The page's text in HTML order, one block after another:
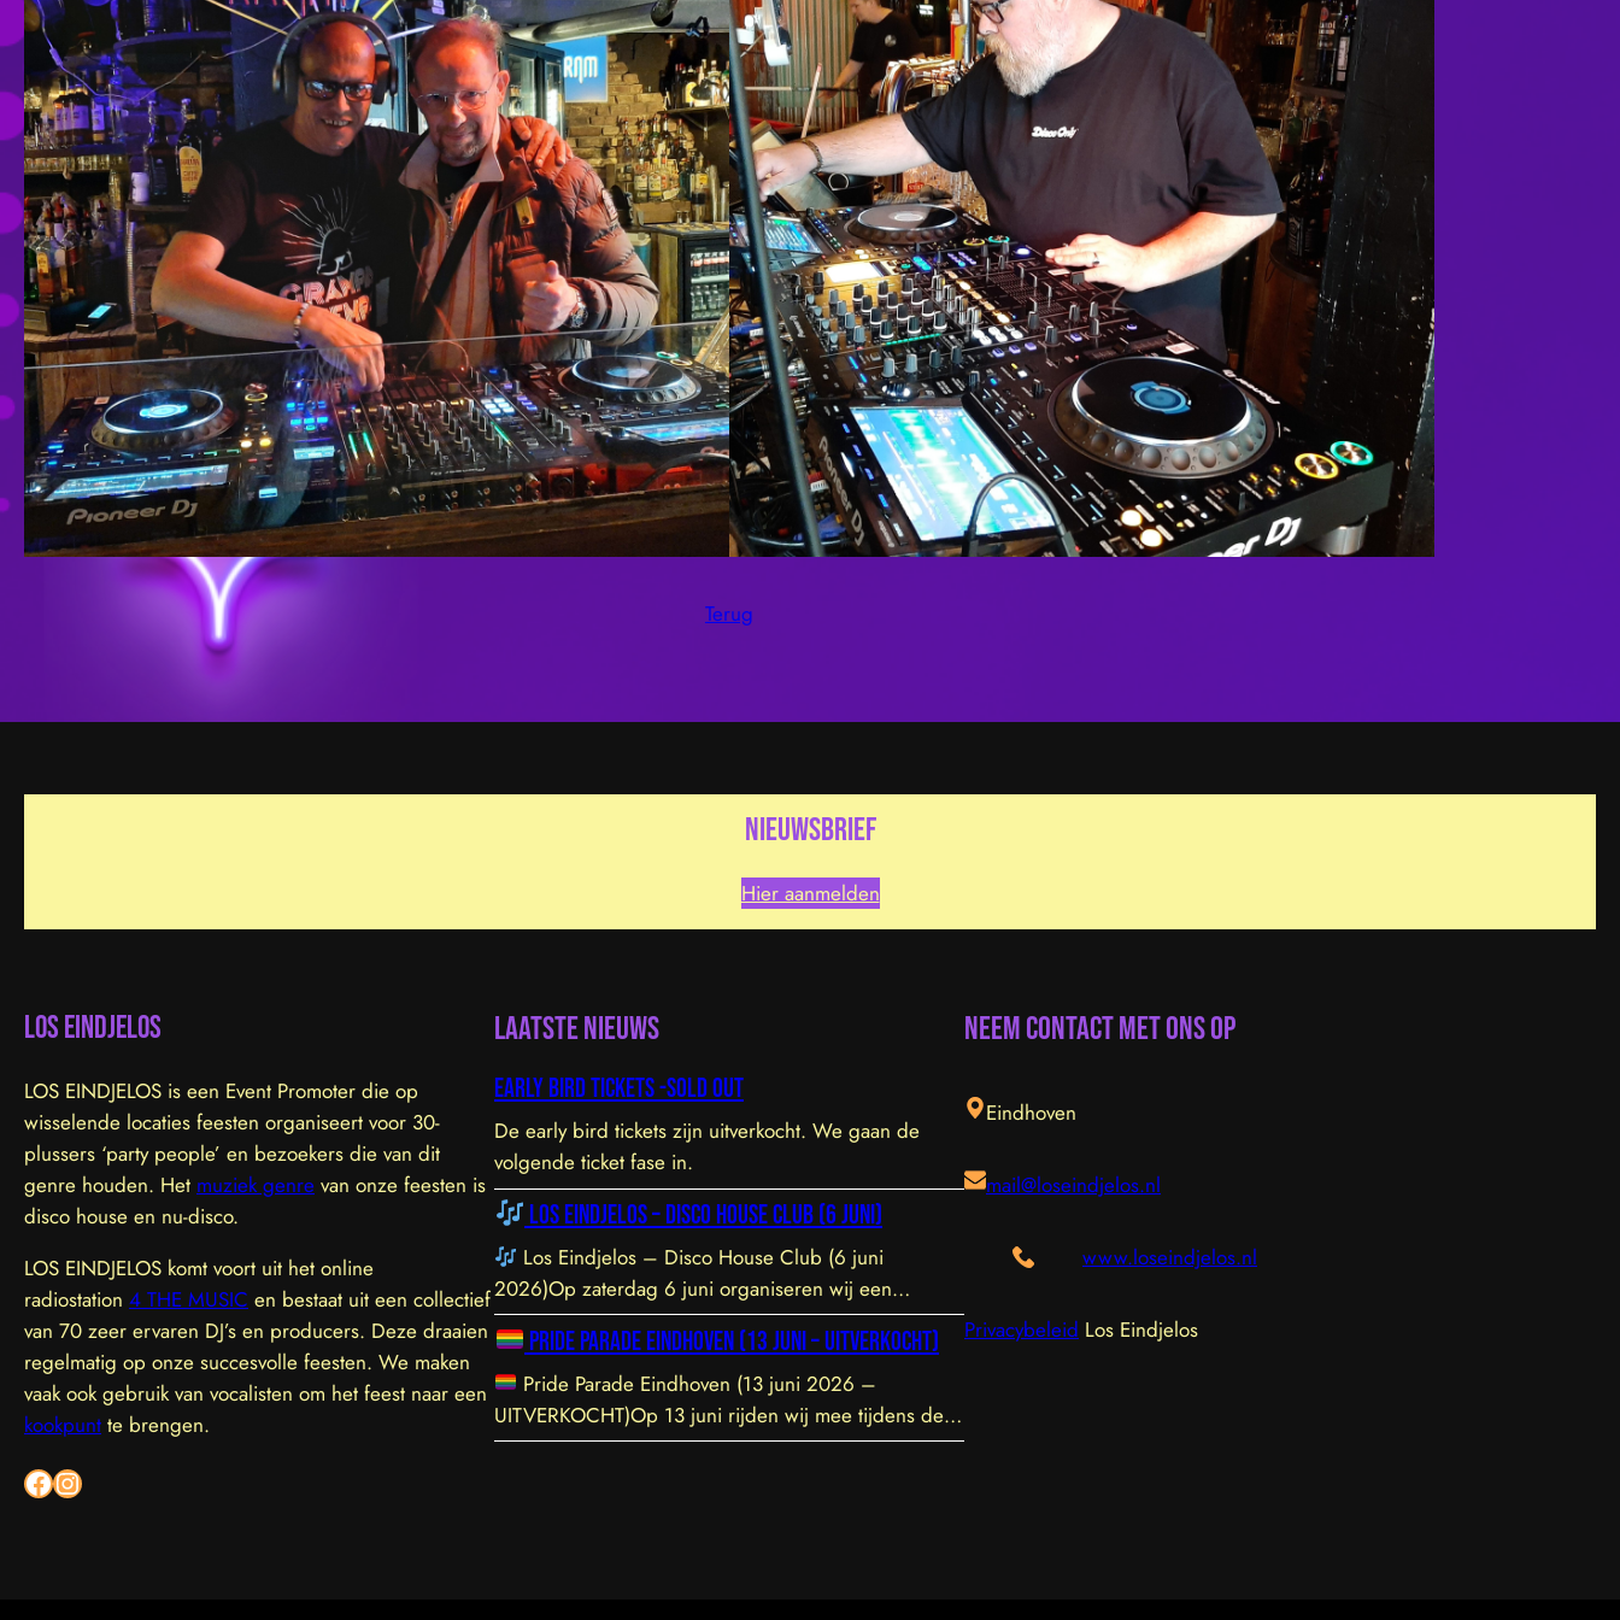
Terug
nieuwsbrief
Hier aanmelden
LOS EINDJELOS
LOS EINDJELOS is een Event Promoter die op
wisselende locaties feesten organiseert voor 30-
plussers ‘party people’ en bezoekers die van dit
genre houden. Het muziek genre van onze feesten is
disco house en nu-disco.
LOS EINDJELOS komt voort uit het online
radiostation 4 THE MUSIC en bestaat uit een collectief
van 70 zeer ervaren DJ’s en producers. Deze draaien
regelmatig op onze succesvolle feesten. We maken
vaak ook gebruik van vocalisten om het feest naar een
kookpunt te brengen.
Facebook Instagram
Laatste nieuws
Early bird tickets -sold out
De early bird tickets zijn uitverkocht. We gaan de
volgende ticket fase in.
Los Eindjelos – Disco House Club (6 juni)
Los Eindjelos – Disco House Club (6 juni
2026)Op zaterdag 6 juni organiseren wij een
exclusieve clubavond van 20:30 tot 01:30 in een
sfeervolle, intieme locatie aan de Hofstraat 85b in
Eindhoven. De venue is prachtig ingericht en staat
garant voor een geweldige vibe. Let op: de toegang
sluit om 21:45 uur – daarna is toegang helaas niet
Pride Parade Eindhoven (13 juni – UITVERKOCHT)
Pride Parade Eindhoven (13 juni 2026 –
UITVERKOCHT)Op 13 juni rijden wij mee tijdens de
Pride Parade door het centrum van Eindhoven. We
Neem contact met ons op
Eindhoven
mail@loseindjelos.nl
www.loseindjelos.nl
Privacybeleid Los Eindjelos